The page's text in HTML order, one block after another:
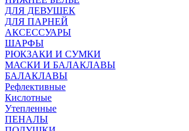
ДЛЯ ДЕВУШЕК
ДЛЯ ПАРНЕЙ
АКСЕССУАРЫ
ШАРФЫ
РЮКЗАКИ И СУМКИ
МАСКИ И БАЛАКЛАВЫ
БАЛАКЛАВЫ
Рефлективные
Кислотные
Утепленные
ПЕНАЛЫ